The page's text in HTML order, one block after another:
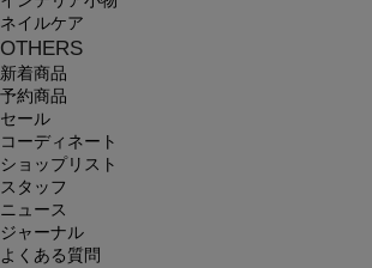
ネイルケア
OTHERS
新着商品
予約商品
セール
コーディネート
ショップリスト
スタッフ
ニュース
ジャーナル
よくある質問